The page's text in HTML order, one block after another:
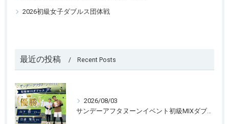
2026初級女子ダブルス団体戦
最近の投稿 Recent Posts
2026/08/03
サンデーアフタヌーンイベント初級MIXダブルス開催